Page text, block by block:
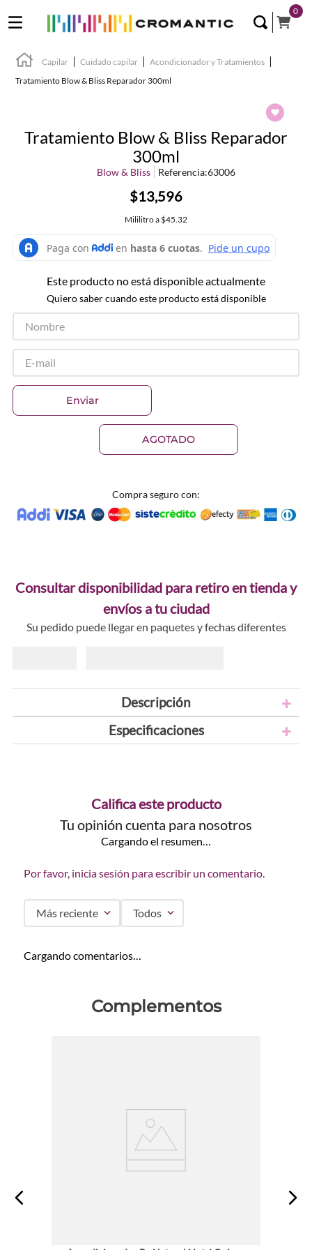
0
Capilar Cuidado capilar
Acondicionador y Tratamientos
Tratamiento Blow & Bliss Reparador 300ml
Tratamiento Blow & Bliss Reparador
300ml
Blow & Bliss Referencia:63006
$13,596
Mililitroa $45.32
Este producto no está disponible actualmente
Quiero saber cuando este producto está disponible
Enviar
AGOTADO
Compra seguro con:
Consultar disponibilidad para retiro en tienda y
envíos a tu ciudad
Su pedido puede llegar en paquetes y fechas diferentes
Descripción
Especificaciones
Califica este producto
Tu opinión cuenta para nosotros
Cargando el resumen…
Por favor, inicia sesión para escribir un comentario.
Más reciente Todos
Cargando comentarios…
Complementos